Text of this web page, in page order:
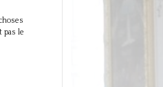
pas le